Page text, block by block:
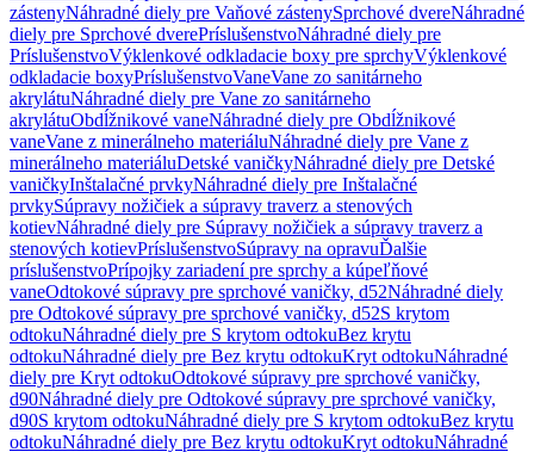
zástenyNáhradné diely pre Vaňové zástenySprchové dvereNáhradné
diely pre Sprchové dverePríslušenstvoNáhradné diely pre
PríslušenstvoVýklenkové odkladacie boxy pre sprchyVýklenkové
odkladacie boxyPríslušenstvoVaneVane zo sanitárneho
akrylátuNáhradné diely pre Vane zo sanitárneho
akrylátuObdĺžnikové vaneNáhradné diely pre Obdĺžnikové
vaneVane z minerálneho materiáluNáhradné diely pre Vane z
minerálneho materiáluDetské vaničkyNáhradné diely pre Detské
vaničkyInštalačné prvkyNáhradné diely pre Inštalačné
prvkySúpravy nožičiek a súpravy traverz a stenových
kotievNáhradné diely pre Súpravy nožičiek a súpravy traverz a
stenových kotievPríslušenstvoSúpravy na opravuĎalšie
príslušenstvoPrípojky zariadení pre sprchy a kúpeľňové
vaneOdtokové súpravy pre sprchové vaničky, d52Náhradné diely
pre Odtokové súpravy pre sprchové vaničky, d52S krytom
odtokuNáhradné diely pre S krytom odtokuBez krytu
odtokuNáhradné diely pre Bez krytu odtokuKryt odtokuNáhradné
diely pre Kryt odtokuOdtokové súpravy pre sprchové vaničky,
d90Náhradné diely pre Odtokové súpravy pre sprchové vaničky,
d90S krytom odtokuNáhradné diely pre S krytom odtokuBez krytu
odtokuNáhradné diely pre Bez krytu odtokuKryt odtokuNáhradné